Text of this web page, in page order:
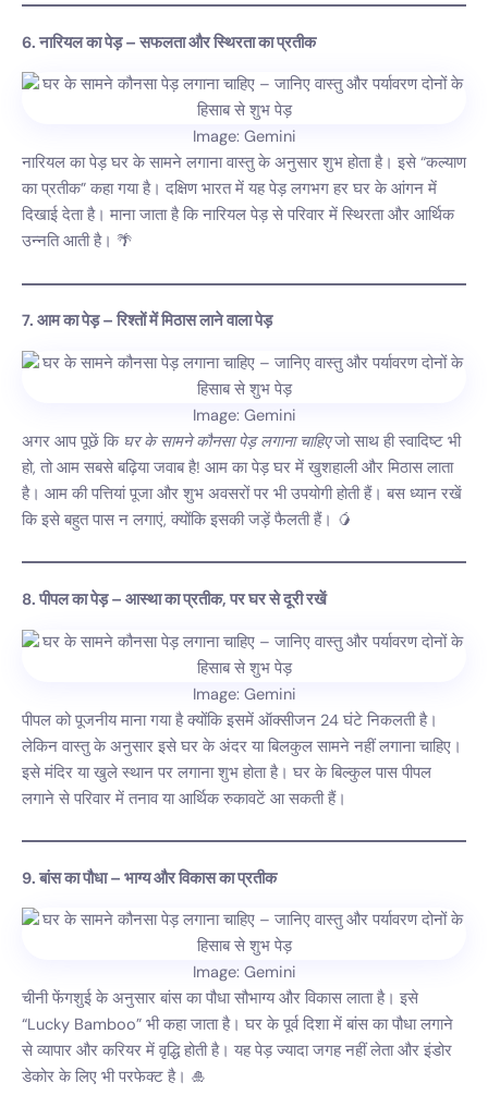
6. नारियल का पेड़ – सफलता और स्थिरता का प्रतीक
Image: Gemini
नारियल का पेड़ घर के सामने लगाना वास्तु के अनुसार शुभ होता है। इसे “कल्याण
का प्रतीक” कहा गया है। दक्षिण भारत में यह पेड़ लगभग हर घर के आंगन में
दिखाई देता है। माना जाता है कि नारियल पेड़ से परिवार में स्थिरता और आर्थिक
उन्नति आती है। 🌴
7. आम का पेड़ – रिश्तों में मिठास लाने वाला पेड़
Image: Gemini
अगर आप पूछें कि घर के सामने कौनसा पेड़ लगाना चाहिएजो साथ ही स्वादिष्ट भी
हो, तो आम सबसे बढ़िया जवाब है! आम का पेड़ घर में खुशहाली और मिठास लाता
है। आम की पत्तियां पूजा और शुभ अवसरों पर भी उपयोगी होती हैं। बस ध्यान रखें
कि इसे बहुत पास न लगाएं, क्योंकि इसकी जड़ें फैलती हैं। 🥭
8. पीपल का पेड़ – आस्था का प्रतीक, पर घर से दूरी रखें
Image: Gemini
पीपल को पूजनीय माना गया है क्योंकि इसमें ऑक्सीजन 24 घंटे निकलती है।
लेकिन वास्तु के अनुसार इसे घर के अंदर या बिलकुल सामने नहीं लगाना चाहिए।
इसे मंदिर या खुले स्थान पर लगाना शुभ होता है। घर के बिल्कुल पास पीपल
लगाने से परिवार में तनाव या आर्थिक रुकावटें आ सकती हैं।
9. बांस का पौधा – भाग्य और विकास का प्रतीक
Image: Gemini
चीनी फेंगशुई के अनुसार बांस का पौधा सौभाग्य और विकास लाता है। इसे
“Lucky Bamboo” भी कहा जाता है। घर के पूर्व दिशा में बांस का पौधा लगाने
से व्यापार और करियर में वृद्धि होती है। यह पेड़ ज्यादा जगह नहीं लेता और इंडोर
डेकोर के लिए भी परफेक्ट है। 🎍